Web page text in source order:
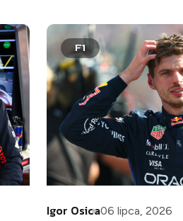
F1
Igor Osica06 lipca, 2026